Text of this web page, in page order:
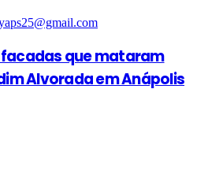
que mataram
Alvorada em Anápolis